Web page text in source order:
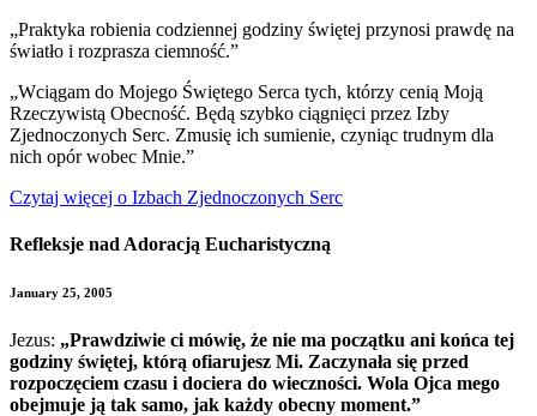
„Praktyka robienia codziennej godziny świętej przynosi prawdę na
światło i rozprasza ciemność.”
„Wciągam do Mojego Świętego Serca tych, którzy cenią Moją
Rzeczywistą Obecność. Będą szybko ciągnięci przez Izby
Zjednoczonych Serc. Zmusię ich sumienie, czyniąc trudnym dla
nich opór wobec Mnie.”
Czytaj więcej o Izbach Zjednoczonych Serc
Refleksje nad Adoracją Eucharistyczną
January 25, 2005
Jezus: „Prawdziwie ci mówię, że nie ma początku ani końca tej
godziny świętej, którą ofiarujesz Mi. Zaczynała się przed
rozpoczęciem czasu i dociera do wieczności. Wola Ojca mego
obejmuje ją tak samo, jak każdy obecny moment.”